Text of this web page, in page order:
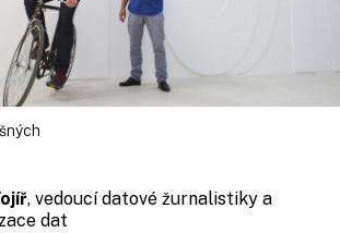
, vedoucí datové žurnalistiky a
dat